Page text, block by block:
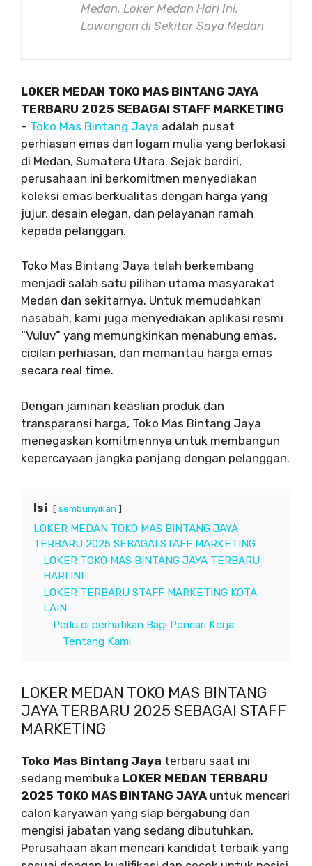
Medan, Loker Medan Hari Ini,
Lowongan di Sekitar Saya Medan
LOKER MEDAN TOKO MAS BINTANG JAYA
TERBARU 2025 SEBAGAI STAFF MARKETING
– Toko Mas Bintang Jaya adalah pusat
perhiasan emas dan logam mulia yang berlokasi
di Medan, Sumatera Utara. Sejak berdiri,
perusahaan ini berkomitmen menyediakan
koleksi emas berkualitas dengan harga yang
jujur, desain elegan, dan pelayanan ramah
kepada pelanggan.
Toko Mas Bintang Jaya telah berkembang
menjadi salah satu pilihan utama masyarakat
Medan dan sekitarnya. Untuk memudahkan
nasabah, kami juga menyediakan aplikasi resmi
“Vuluv” yang memungkinkan menabung emas,
cicilan perhiasan, dan memantau harga emas
secara real time.
Dengan jaminan keaslian produk dan
transparansi harga, Toko Mas Bintang Jaya
menegaskan komitmennya untuk membangun
kepercayaan jangka panjang dengan pelanggan.
Isi sembunyikan
LOKER MEDAN TOKO MAS BINTANG JAYA
TERBARU 2025 SEBAGAI STAFF MARKETING
LOKER TOKO MAS BINTANG JAYA TERBARU
HARI INI
LOKER TERBARU STAFF MARKETING KOTA
LAIN
Perlu di perhatikan Bagi Pencari Kerja:
Tentang Kami
LOKER MEDAN TOKO MAS BINTANG
JAYA TERBARU 2025 SEBAGAI STAFF
MARKETING
Toko Mas Bintang Jaya terbaru saat ini
sedang membuka LOKER MEDAN TERBARU
2025 TOKO MAS BINTANG JAYA untuk mencari
calon karyawan yang siap bergabung dan
mengisi jabatan yang sedang dibutuhkan.
Perusahaan akan mencari kandidat terbaik yang